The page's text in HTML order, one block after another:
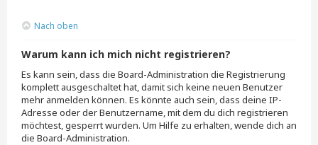
Nach oben
Warum kann ich mich nicht registrieren?
Es kann sein, dass die Board-Administration die Registrierung
komplett ausgeschaltet hat, damit sich keine neuen Benutzer
mehr anmelden können. Es könnte auch sein, dass deine IP-
Adresse oder der Benutzername, mit dem du dich registrieren
möchtest, gesperrt wurden. Um Hilfe zu erhalten, wende dich an
die Board-Administration.